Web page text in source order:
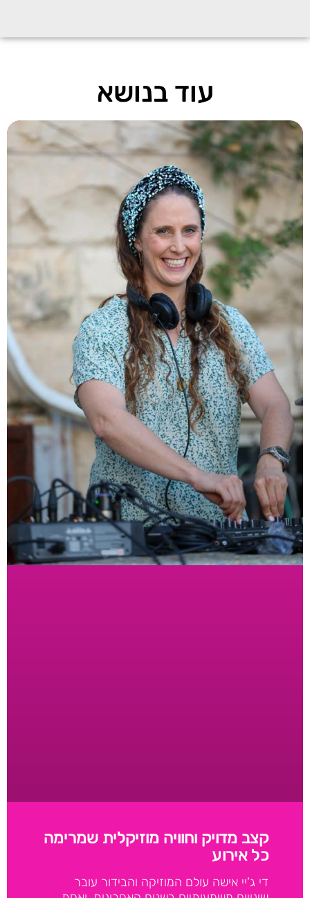
עוד בנושא
קצב מדויק וחוויה מוזיקלית שמרימה
כל אירוע
די ג'יי אישה עולם המוזיקה והבידור עובר